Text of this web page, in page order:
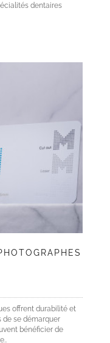
dentaires
offrent durabilité et
de se démarquer
bénéficier de